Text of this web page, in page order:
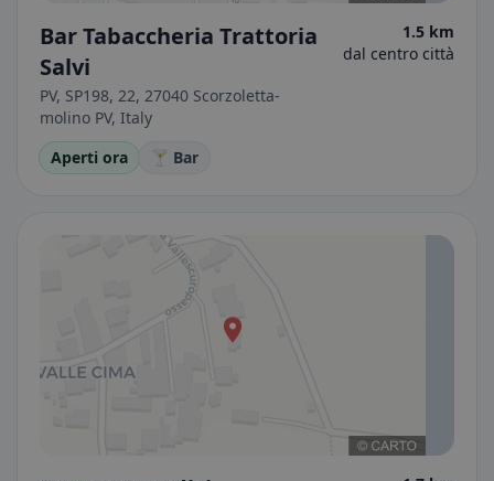
Bar Tabaccheria Trattoria
Salvi
PV, SP198, 22, 27040 Scorzoletta-
molino PV, Italy
1.5 km
dal centro città
Aperti ora 🍸 Bar